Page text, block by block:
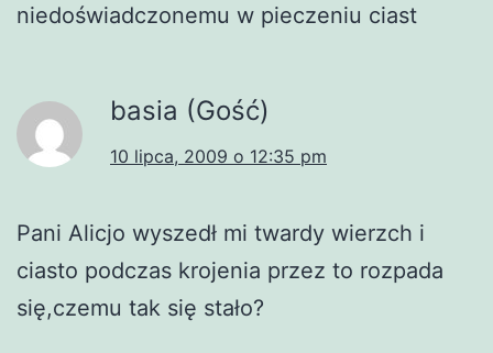
niedoświadczonemu w pieczeniu ciast
basia (Gość)
10 lipca, 2009 o 12:35 pm
Pani Alicjo wyszedł mi twardy wierzch i
ciasto podczas krojenia przez to rozpada
się,czemu tak się stało?